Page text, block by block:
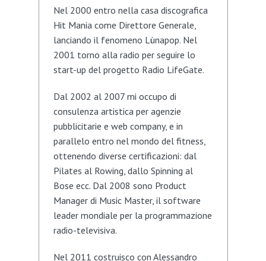
Nel 2000 entro nella casa discografica
Hit Mania come Direttore Generale,
lanciando il fenomeno Lùnapop. Nel
2001 torno alla radio per seguire lo
start-up del progetto Radio LifeGate.
Dal 2002 al 2007 mi occupo di
consulenza artistica per agenzie
pubblicitarie e web company, e in
parallelo entro nel mondo del fitness,
ottenendo diverse certificazioni: dal
Pilates al Rowing, dallo Spinning al
Bose ecc. Dal 2008 sono Product
Manager di Music Master, il software
leader mondiale per la programmazione
radio-televisiva.
Nel 2011 costruisco con Alessandro